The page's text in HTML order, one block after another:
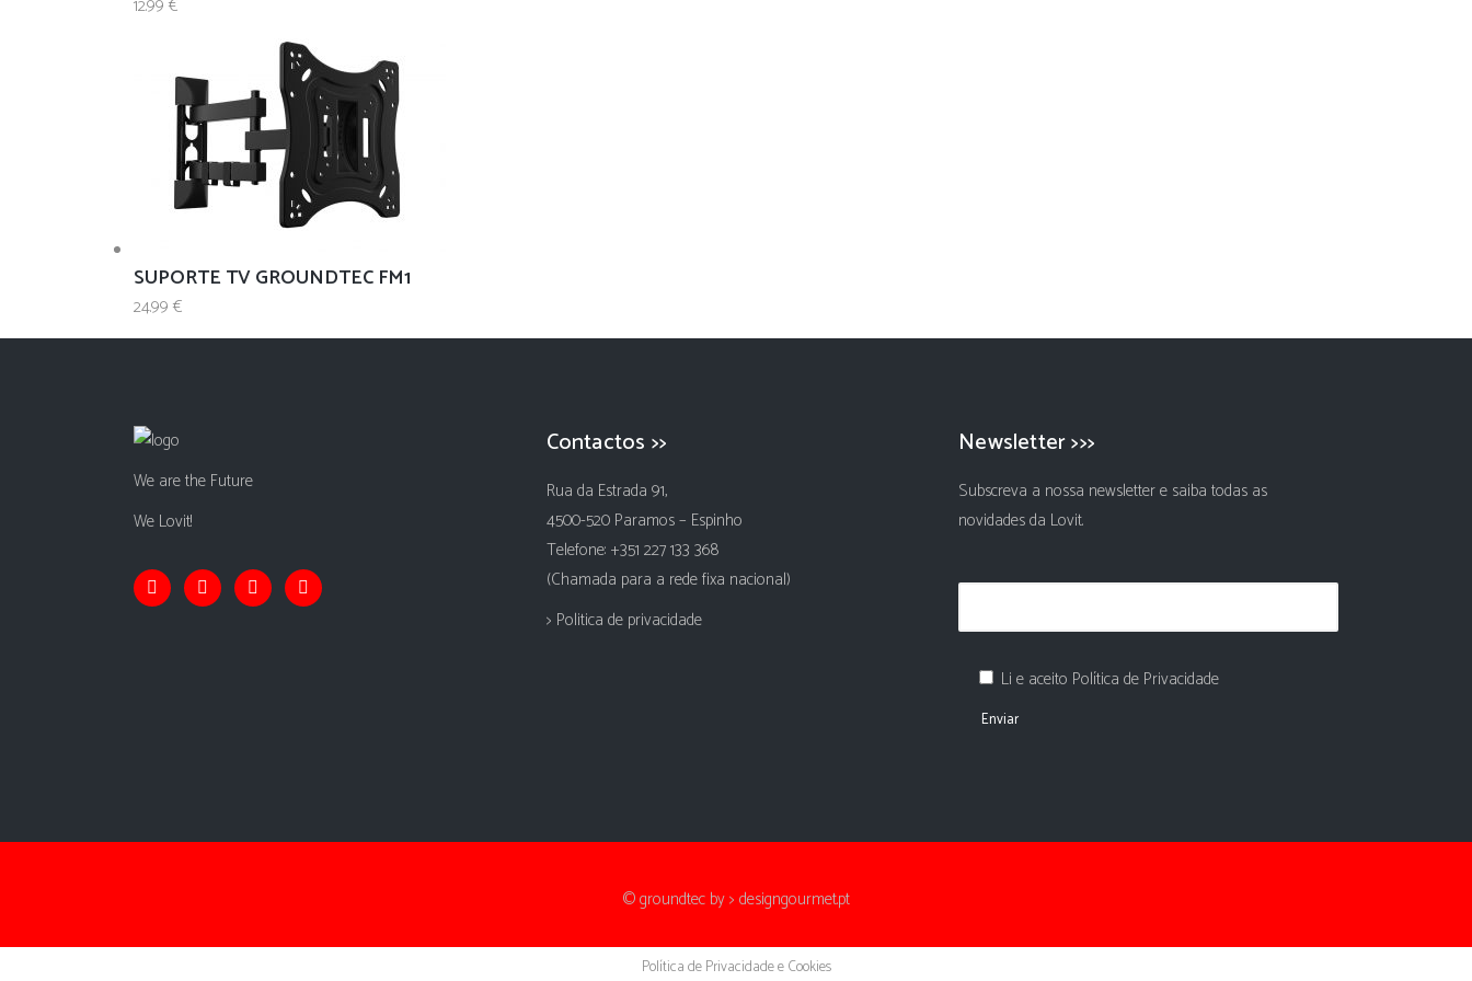
12.99 €
SUPORTE TV GROUNDTEC FM1
24.99 €
We are the Future
We Lovit!
Contactos >>
Rua da Estrada 91,
4500-520 Paramos – Espinho
Telefone: +351 227 133 368
(Chamada para a rede fixa nacional)
> Politica de privacidade
Newsletter >>>
Subscreva a nossa newsletter e saiba todas as
novidades da Lovit.
Li e aceito Política de Privacidade
© groundtec by> designgourmet.pt
Política de Privacidade e Cookies